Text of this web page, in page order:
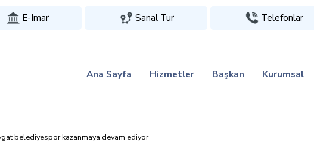
E-Imar Sanal Tur Telefonlar
Ana Sayfa Hizmetler Başkan Kurumsal
beledi̇yespor kazanmaya devam edi̇yor